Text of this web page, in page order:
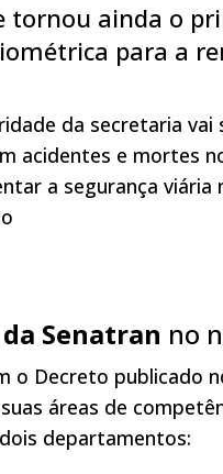
tornou ainda o
para a
da secretaria
acidentes e mortes
a segurança
Senatran no
o Decreto publicado
áreas de
departamentos: